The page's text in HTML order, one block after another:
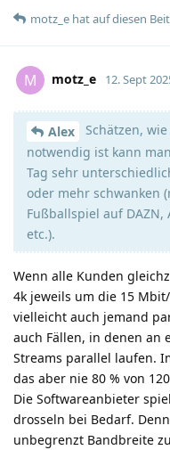
motz_e hatauf diesen
M motz_e 12. Sept
Alex
Schätzen,
notwendig ist kann
Tag sehr
oder mehr schwanken
Fußballspiel auf DAZN,
etc.).
Wenn alle Kunden
4k jeweils um die 15
vielleicht auch jemand
auch Fällen, in denen an
Streams parallel laufen.
das aber nie 80 % von
Die Softwareanbieter
drosseln bei Bedarf.
unbegrenzt Bandbreite